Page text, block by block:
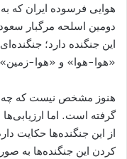
هوایی فرسوده ایران که
این جنگنده دارد؛
«هوا-هوا» و «هوا-زمین»
هنوز مشخص نیست که چه
گرفته است. اما
از این جنگنده‌ها حکایت
کردن این جنگنده‌ها به